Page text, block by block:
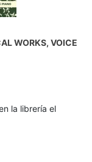
WORKS, VOICE
la librería el